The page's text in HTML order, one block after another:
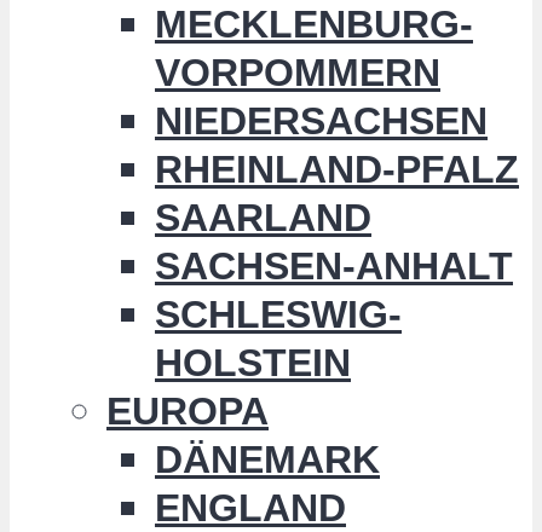
MECKLENBURG-
VORPOMMERN
NIEDERSACHSEN
RHEINLAND-PFALZ
SAARLAND
SACHSEN-ANHALT
SCHLESWIG-
HOLSTEIN
EUROPA
DÄNEMARK
ENGLAND